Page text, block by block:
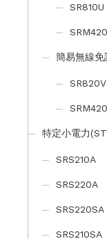
SR810U
簡易無線免
SR820V
特定小電力
SRS210A
SRS220A
SRS220SA
SRS210SA